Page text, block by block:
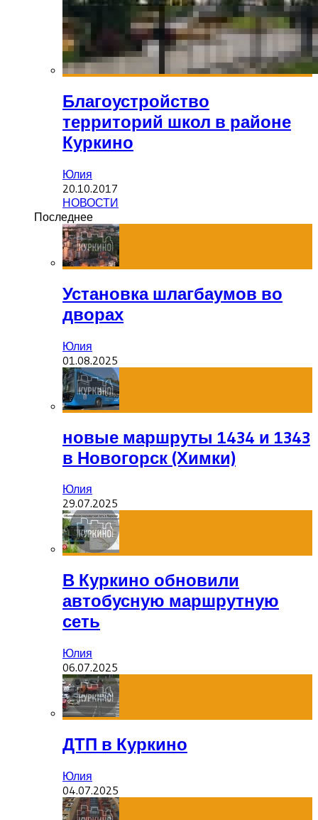
Благоустройство
территорий школ в районе
Куркино
Юлия
20.10.2017
НОВОСТИ
Последнее
Установка шлагбаумов во
дворах
Юлия
01.08.2025
новые маршруты 1434 и 1343
в Новогорск (Химки)
Юлия
29.07.2025
В Куркино обновили
автобусную маршрутную
сеть
Юлия
06.07.2025
ДТП в Куркино
Юлия
04.07.2025